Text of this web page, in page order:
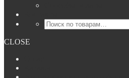
Искать:
CLOSE